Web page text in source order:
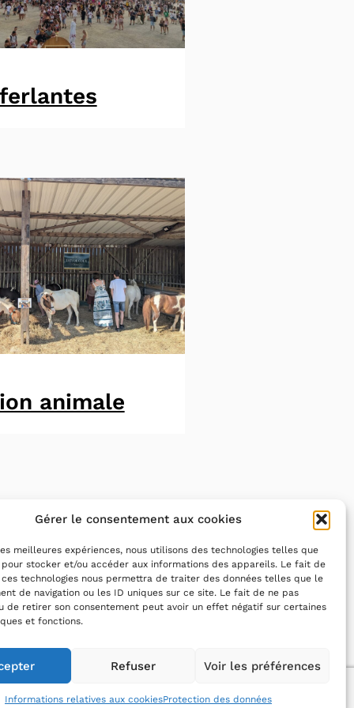
Gérer le consentement aux cookies
meilleures expériences, nous utilisons des technologies telles que
pour stocker et/ou accéder aux informations des appareils. Le fait de
technologies nous permettra de traiter des données telles que le
de navigation ou les ID uniques sur ce site. Le fait de ne pas
de retirer son consentement peut avoir un effet négatif sur certaines
et fonctions.
Refuser Voir les préférences
Informations relatives aux cookiesProtection des données
animale
(79%)